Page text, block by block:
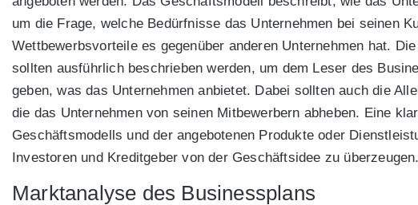
um die Frage, welche Bedürfnisse das Unternehmen bei seinen
Wettbewerbsvorteile es gegenüber anderen Unternehmen hat.
sollten ausführlich beschrieben werden, um dem Leser des
geben, was das Unternehmen anbietet. Dabei sollten auch die
die das Unternehmen von seinen Mitbewerbern abheben. Eine
Geschäftsmodells und der angebotenen Produkte oder
Investoren und Kreditgeber von der Geschäftsidee zu überzeugen.
Marktanalyse des Businessplans